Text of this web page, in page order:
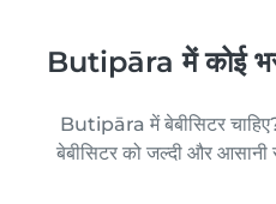
Butipāra में कोई
Butipāra में बेबीसिटर
बेबीसिटर को जल्दी और